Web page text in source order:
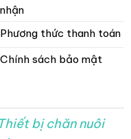
nhận
Phương thức thanh toán
Chính sách bảo mật
bị chăn nuôi